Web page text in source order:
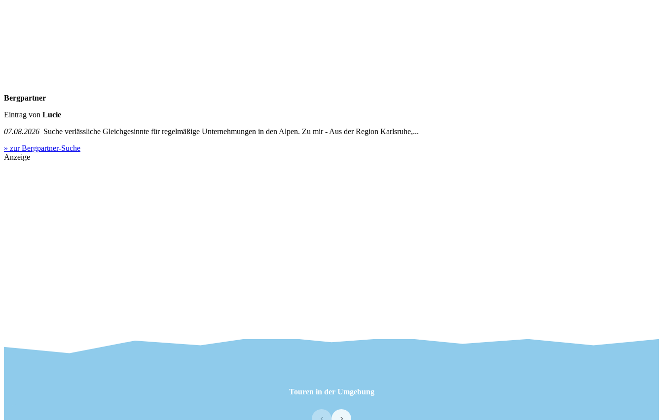
Bergpartner
Eintrag von Lucie
07.08.2026 Suche verlässliche Gleichgesinnte für regelmäßige Unternehmungen in den Alpen. Zu mir - Aus der Region Karlsruhe,...
» zur Bergpartner-Suche
Anzeige
Touren in der Umgebung